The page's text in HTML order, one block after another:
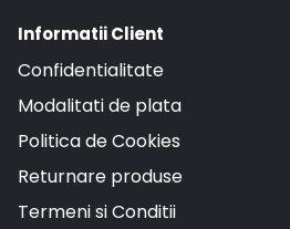
Informatii Client
Confidentialitate
Modalitati de plata
Politica de Cookies
Returnare produse
Termeni si Conditii